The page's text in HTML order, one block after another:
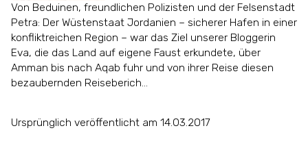
Von Beduinen, freundlichen Polizisten und der Felsenstadt
Petra: Der Wüstenstaat Jordanien – sicherer Hafen in einer
konfliktreichen Region – war das Ziel unserer Bloggerin
Eva, die das Land auf eigene Faust erkundete, über
Amman bis nach Aqab fuhr und von ihrer Reise diesen
bezaubernden Reiseberich...
Ursprünglich veröffentlicht am 14.03.2017